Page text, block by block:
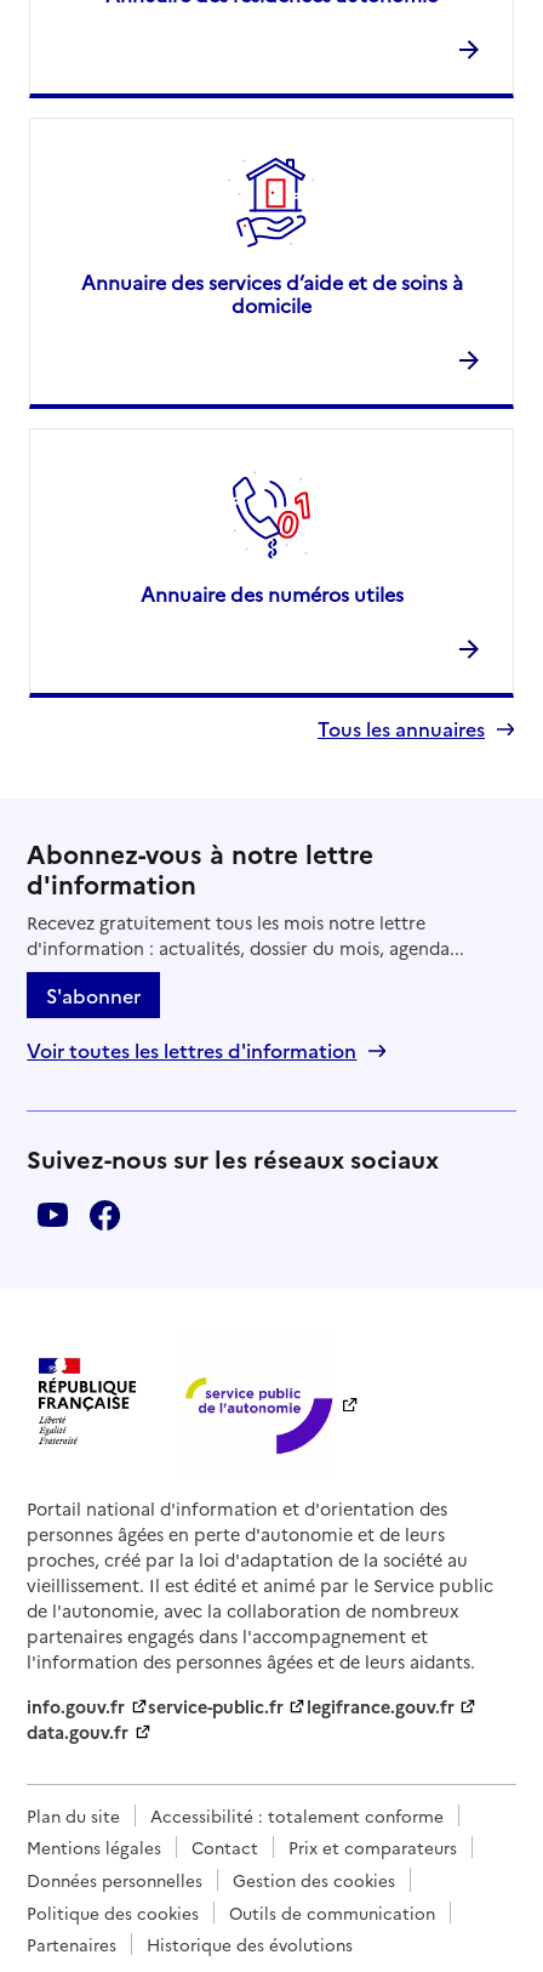
Annuaire des services d’aide et de soins à
domicile
Annuaire des numéros utiles
Tous les annuaires
Abonnez-vous à notre lettre
d'information
Recevez gratuitement tous les mois notre lettre
d'information : actualités, dossier du mois, agenda...
S'abonner
Voir toutes les lettres d'information
Suivez-nous sur les réseaux sociaux
Portail national d'information et d'orientation des
personnes âgées en perte d'autonomie et de leurs
proches, créé par la loi d'adaptation de la société au
vieillissement. Il est édité et animé par le Service public
de l'autonomie, avec la collaboration de nombreux
partenaires engagés dans l'accompagnement et
l'information des personnes âgées et de leurs aidants.
info.gouv.fr
service-public.fr
legifrance.gouv.fr
data.gouv.fr
Plan du site
Accessibilité : totalement conforme
Mentions légales
Contact
Prix et comparateurs
Données personnelles
Gestion des cookies
Politique des cookies
Outils de communication
Partenaires
Historique des évolutions